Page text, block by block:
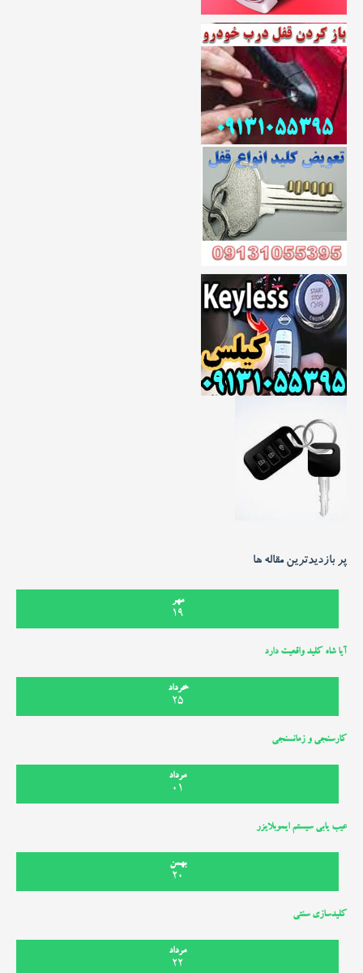
پر بازدیدترین مقاله ها
مهر
19
آیا شاه کلید واقعیت دارد
خرداد
25
کارسنجی و زمانسنجی
مرداد
01
عیب یابی سیستم ایموبلایزر
بهمن
20
کلیدسازی سنتی
مرداد
22